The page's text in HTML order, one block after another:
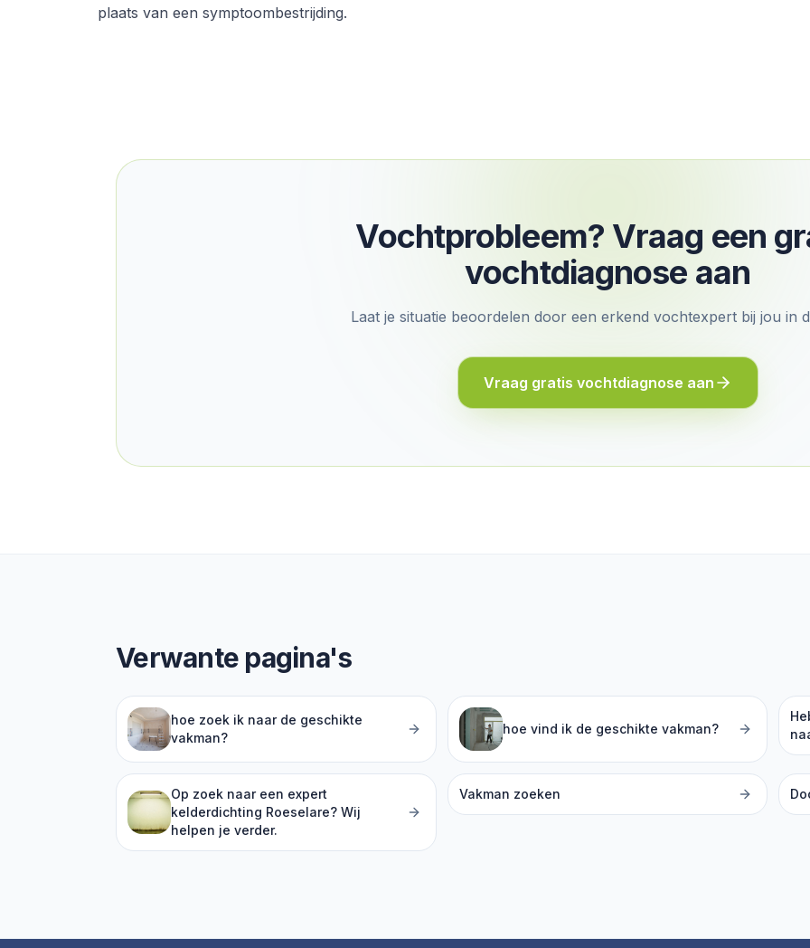
plaats van een symptoombestrijding.
Vochtprobleem? Vraag een
vochtdiagnose aan
Laat je situatie beoordelen door een erkend vochtexpert bij jou in
Vraag gratis vochtdiagnose aan
Verwante pagina's
hoe zoek ik naar de geschikte
vakman?
hoe vind ik de geschikte vakman?
Op zoek naar een expert
kelderdichting Roeselare? Wij
helpen je verder.
Vakman zoeken